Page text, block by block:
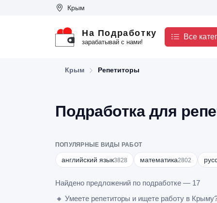
Крым
На Подработку
зарабатывай с нами!
Все
Крым Репетиторы
Подработка для
ПОПУЛЯРНЫЕ ВИДЫ РАБОТ
английский язык3828 математика2802
Найдено предложений по подработке — 17
🔸 Умеете репетиторы и ищете работу в